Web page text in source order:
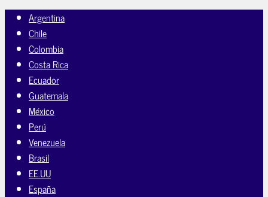
Argentina
Chile
Colombia
Costa Rica
Ecuador
Guatemala
México
Perú
Venezuela
Brasil
EE.UU
España